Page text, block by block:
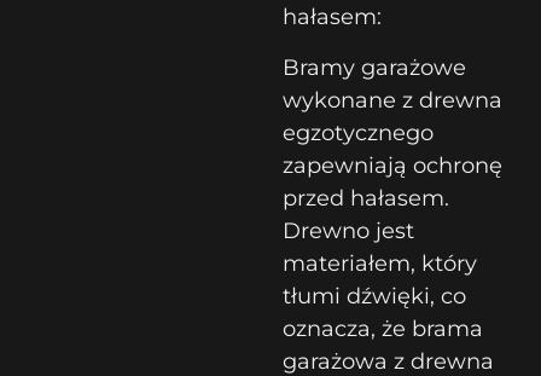
hałasem:
Bramy garażowe
wykonane z drewna
egzotycznego
zapewniają ochronę
przed hałasem.
Drewno jest
materiałem, który
tłumi dźwięki, co
oznacza, że brama
garażowa z drewna